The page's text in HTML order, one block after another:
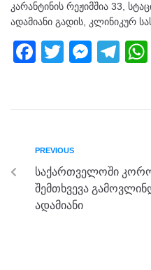
კარანტინის რეჟიმშია 33,
ადამიანი გადის, კლინიკურ
F
b
o
o
k
T
M
g
er
T
m
PREVIOUS
საქართველოში
შემთხვევა
ადამიანი